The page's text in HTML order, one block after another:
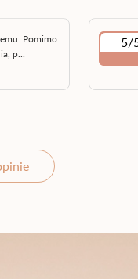
Pomimo
p...
5/